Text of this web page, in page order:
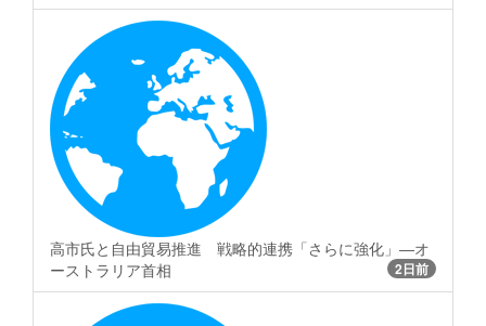
高市氏と自由貿易推進 戦略的連携「さらに強化」―オ
ーストラリア首相
2日前